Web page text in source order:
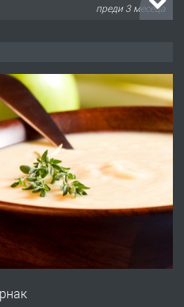
преди 3 месеца
преди 10 месеца
броячна машина -
от ЕЦБ
зеленчукорезачка